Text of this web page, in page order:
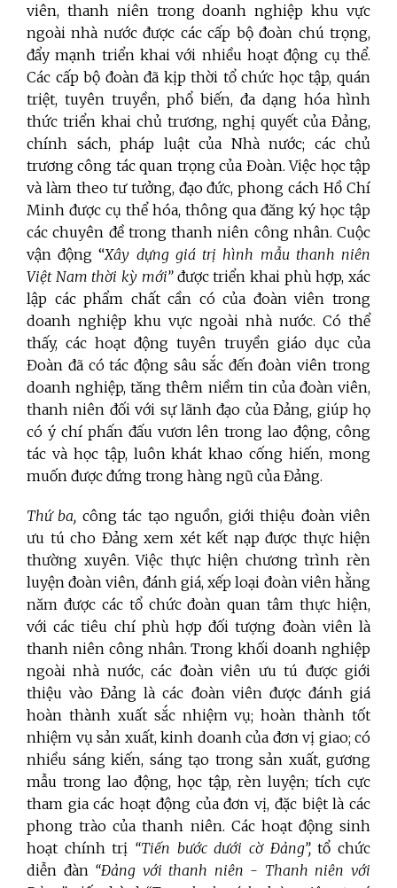
viên, thanh niên trong doanh nghiệp khu vực
ngoài nhà nước được các cấp bộ đoàn chú trọng,
đẩy mạnh triển khai với nhiều hoạt động cụ thể.
Các cấp bộ đoàn đã kịp thời tổ chức học tập, quán
triệt, tuyên truyền, phổ biến, đa dạng hóa hình
thức triển khai chủ trương, nghị quyết của Đảng,
chính sách, pháp luật của Nhà nước; các chủ
trương công tác quan trọng của Đoàn. Việc học tập
và làm theo tư tưởng, đạo đức, phong cách Hồ Chí
Minh được cụ thể hóa, thông qua đăng ký học tập
các chuyên đề trong thanh niên công nhân. Cuộc
vận động “Xây dựng giá trị hình mẫu thanh niên
Việt Nam thời kỳ mới”được triển khai phù hợp, xác
lập các phẩm chất cần có của đoàn viên trong
doanh nghiệp khu vực ngoài nhà nước. Có thể
thấy, các hoạt động tuyên truyền giáo dục của
Đoàn đã có tác động sâu sắc đến đoàn viên trong
doanh nghiệp, tăng thêm niềm tin của đoàn viên,
thanh niên đối với sự lãnh đạo của Đảng, giúp họ
có ý chí phấn đấu vươn lên trong lao động, công
tác và học tập, luôn khát khao cống hiến, mong
muốn được đứng trong hàng ngũ của Đảng.
Thứ ba, công tác tạo nguồn, giới thiệu đoàn viên
ưu tú cho Đảng xem xét kết nạp được thực hiện
thường xuyên. Việc thực hiện chương trình rèn
luyện đoàn viên, đánh giá, xếp loại đoàn viên hằng
năm được các tổ chức đoàn quan tâm thực hiện,
với các tiêu chí phù hợp đối tượng đoàn viên là
thanh niên công nhân. Trong khối doanh nghiệp
ngoài nhà nước, các đoàn viên ưu tú được giới
thiệu vào Đảng là các đoàn viên được đánh giá
hoàn thành xuất sắc nhiệm vụ; hoàn thành tốt
nhiệm vụ sản xuất, kinh doanh của đơn vị giao; có
nhiều sáng kiến, sáng tạo trong sản xuất, gương
mẫu trong lao động, học tập, rèn luyện; tích cực
tham gia các hoạt động của đơn vị, đặc biệt là các
phong trào của thanh niên. Các hoạt động sinh
hoạt chính trị “Tiến bước dưới cờ Đảng”,tổ chức
diễn đàn “Đảng với thanh niên - Thanh niên với